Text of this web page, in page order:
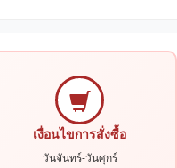
เงื่อนไขการสั่งซื้อ
วันจันทร์-วันศุกร์